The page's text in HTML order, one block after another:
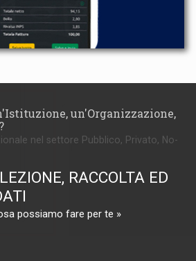
un'Organizzazione,
nel settore Pubblico, Privato, No-
RACCOLTA ED
possiamo fare per te »